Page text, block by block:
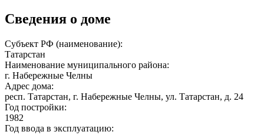
Сведения о доме
Субъект РФ (наименование):
Татарстан
Наименование муниципального района:
г. Набережные Челны
Адрес дома:
респ. Татарстан, г. Набережные Челны, ул. Татарстан, д. 24
Год постройки:
1982
Год ввода в эксплуатацию: